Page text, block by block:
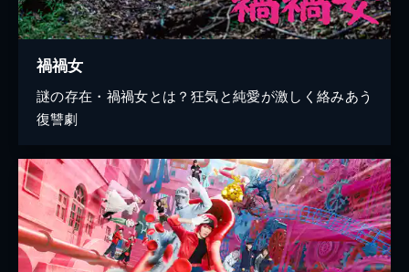
禍禍女
謎の存在・禍禍女とは？狂気と純愛が激しく絡みあう
復讐劇